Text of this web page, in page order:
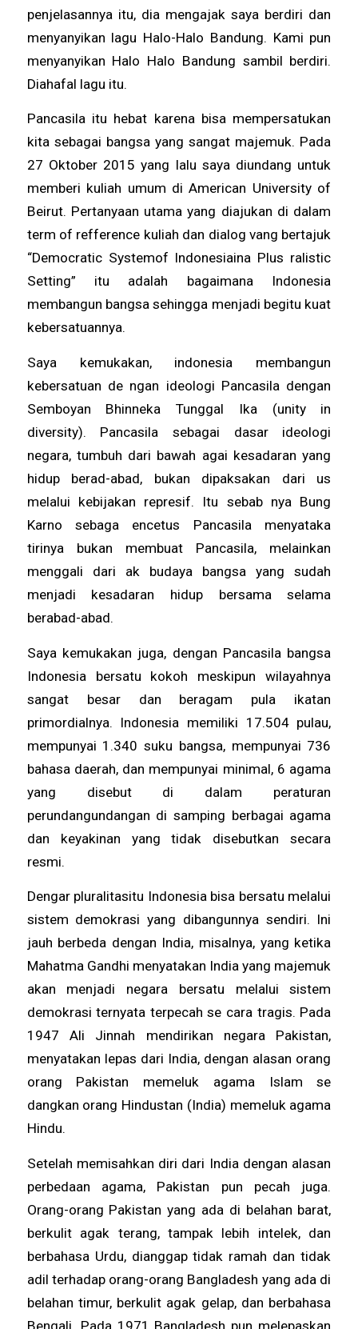
penjelasannya itu, dia mengajak saya berdiri dan
menyanyikan lagu Halo-Halo Bandung. Kami pun
menyanyikan Halo Halo Bandung sambil berdiri.
Diahafal lagu itu.
Pancasila itu hebat karena bisa mempersatukan
kita sebagai bangsa yang sangat majemuk. Pada
27 Oktober 2015 yang lalu saya diundang untuk
memberi kuliah umum di American University of
Beirut. Pertanyaan utama yang diajukan di dalam
term of refference kuliah dan dialog vang bertajuk
“Democratic Systemof Indonesiaina Plus ralistic
Setting” itu adalah bagaimana Indonesia
membangun bangsa sehingga menjadi begitu kuat
kebersatuannya.
Saya kemukakan, indonesia membangun
kebersatuan de ngan ideologi Pancasila dengan
Semboyan Bhinneka Tunggal Ika (unity in
diversity). Pancasila sebagai dasar ideologi
negara, tumbuh dari bawah agai kesadaran yang
hidup berad-abad, bukan dipaksakan dari us
melalui kebijakan represif. Itu sebab nya Bung
Karno sebaga encetus Pancasila menyataka
tirinya bukan membuat Pancasila, melainkan
menggali dari ak budaya bangsa yang sudah
menjadi kesadaran hidup bersama selama
berabad-abad.
Saya kemukakan juga, dengan Pancasila bangsa
Indonesia bersatu kokoh meskipun wilayahnya
sangat besar dan beragam pula ikatan
primordialnya. Indonesia memiliki 17.504 pulau,
mempunyai 1.340 suku bangsa, mempunyai 736
bahasa daerah, dan mempunyai minimal, 6 agama
yang disebut di dalam peraturan
perundangundangan di samping berbagai agama
dan keyakinan yang tidak disebutkan secara
resmi.
Dengar pluralitasitu Indonesia bisa bersatu melalui
sistem demokrasi yang dibangunnya sendiri. Ini
jauh berbeda dengan India, misalnya, yang ketika
Mahatma Gandhi menyatakan India yang majemuk
akan menjadi negara bersatu melalui sistem
demokrasi ternyata terpecah se cara tragis. Pada
1947 Ali Jinnah mendirikan negara Pakistan,
menyatakan lepas dari India, dengan alasan orang
orang Pakistan memeluk agama Islam se
dangkan orang Hindustan (India) memeluk agama
Hindu.
Setelah memisahkan diri dari India dengan alasan
perbedaan agama, Pakistan pun pecah juga.
Orang-orang Pakistan yang ada di belahan barat,
berkulit agak terang, tampak lebih intelek, dan
berbahasa Urdu, dianggap tidak ramah dan tidak
adil terhadap orang-orang Bangladesh yang ada di
belahan timur, berkulit agak gelap, dan berbahasa
Bengali. Pada 1971 Bangladesh pun melepaskan